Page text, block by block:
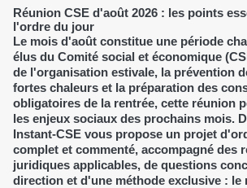
Réunion CSE d'août 2026 : les points
l'ordre du jour
Le mois d'août constitue une période
élus du Comité social et économique
de l'organisation estivale, la prévention
fortes chaleurs et la préparation des
obligatoires de la rentrée, cette réunion
les enjeux sociaux des prochains mois.
Instant-CSE vous propose un projet
complet et commenté, accompagné des
juridiques applicables, de questions
direction et d'une méthode exclusive : le